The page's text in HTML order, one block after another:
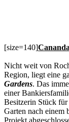
[size=140]
Nicht weit von
Region, liegt eine
Gardens. Das
einer
Besitzerin Stück für
Garten nach einem
Projekt